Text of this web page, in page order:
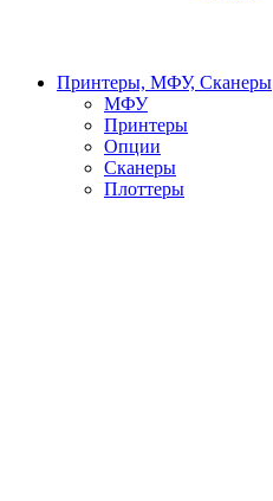
Принтеры, МФУ, Сканеры
МФУ
Принтеры
Опции
Сканеры
Плоттеры